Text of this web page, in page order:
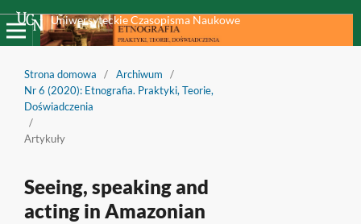
Uniwersyteckie Czasopisma Naukowe
Strona domowa / Archiwum
/
Nr 6 (2020): Etnografia. Praktyki, Teorie,
Doświadczenia
/
Artykuły
Seeing, speaking and
acting in Amazonian